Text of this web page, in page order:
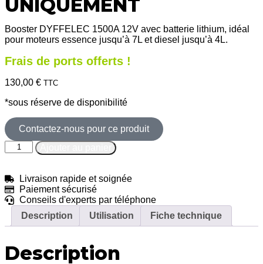
UNIQUEMENT
Booster DYFFELEC 1500A 12V avec batterie lithium, idéal
pour moteurs essence jusqu’à 7L et diesel jusqu’à 4L.
Frais de ports offerts !
130,00 € TTC
*sous réserve de disponibilité
Contactez-nous pour ce produit
Livraison rapide et soignée
Paiement sécurisé
Conseils d'experts par téléphone
Description
Utilisation Fiche technique
Description